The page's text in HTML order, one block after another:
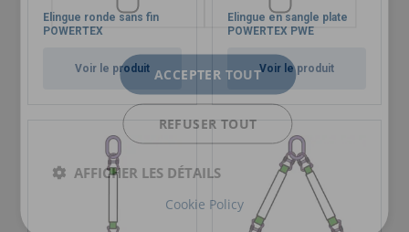
Elingue ronde sans fin
POWERTEX
Voir le produit
Elingue en sangle plate
POWERTEX PWE
Voir le produit
ACCEPTER TOUT
REFUSER TOUT
AFFICHER LES DÉTAILS
Cookie Policy